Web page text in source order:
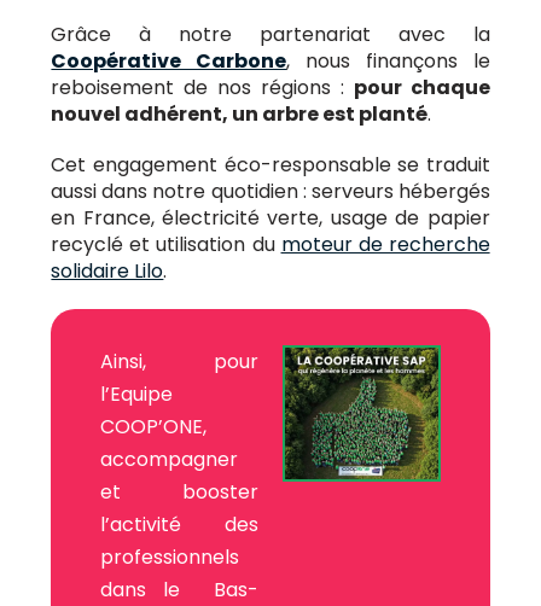
Grâce à notre partenariat avec la
Coopérative Carbone, nous finançons le
reboisement de nos régions : pour chaque
nouvel adhérent, un arbre est planté.
Cet engagement éco-responsable se traduit
aussi dans notre quotidien : serveurs hébergés
en France, électricité verte, usage de papier
recyclé et utilisation du moteur de recherche
solidaire Lilo.
Ainsi, pour
l’Equipe
COOP’ONE,
accompagner
et booster
l’activité des
professionnels
dans le Bas-